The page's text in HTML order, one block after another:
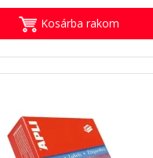
Kosárba rakom